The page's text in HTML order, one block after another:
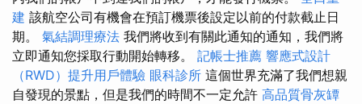
建 該航空公司有機會在預訂機票後設定以前的付款截止日
期。 氣結調理療法 我們將收到有關此通知的通知，我們將
立即通知您採取行動開始轉移。 記帳士推薦 響應式設計
（RWD）提升用戶體驗 眼科診所 這個世界充滿了我們想親
自發現的景點，但是我們的時間不一定允許 高品質骨灰罈